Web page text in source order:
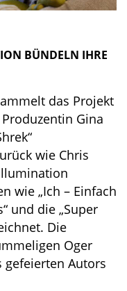
BÜNDELN IHRE
das Projekt
Gina
wie Chris
wie „Ich – Einfach
und die „Super
Die
Oger
gefeierten Autors